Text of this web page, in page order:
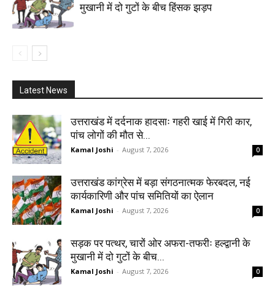
मुखानी में दो गुटों के बीच हिंसक झड़प
Latest News
उत्तराखंड में दर्दनाक हादसाः गहरी खाई में गिरी कार,
पांच लोगों की मौत से...
Kamal Joshi - August 7, 2026 0
उत्तराखंड कांग्रेस में बड़ा संगठनात्मक फेरबदल, नई
कार्यकारिणी और पांच समितियों का ऐलान
Kamal Joshi - August 7, 2026 0
सड़क पर पत्थर, चारों ओर अफरा-तफरीः हल्द्वानी के
मुखानी में दो गुटों के बीच...
Kamal Joshi - August 7, 2026 0